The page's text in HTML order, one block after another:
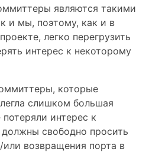
являются такими
и мы, поэтому, как и в
легко перегрузить
интерес к некоторому
которые
слишком большая
интерес к
свободно просить
возвращения порта в